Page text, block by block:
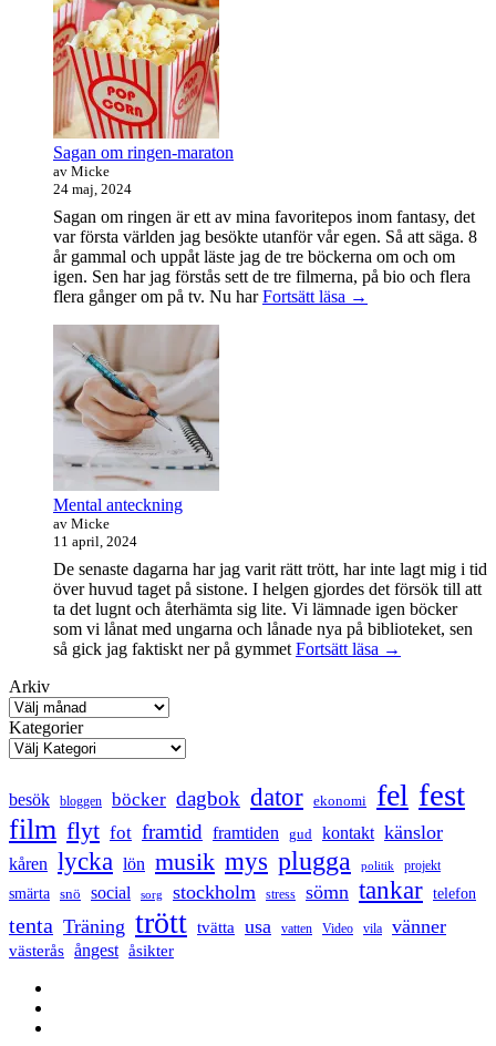
Sagan om ringen-maraton
av Micke
24 maj, 2024
Sagan om ringen är ett av mina favoritepos inom fantasy, det
var första världen jag besökte utanför vår egen. Så att säga. 8
år gammal och uppåt läste jag de tre böckerna om och om
igen. Sen har jag förstås sett de tre filmerna, på bio och flera
flera gånger om på tv. Nu harFortsätt läsa Sagan
→
Mental anteckning
av Micke
11 april, 2024
De senaste dagarna har jag varit rätt trött, har inte lagt mig i tid
över huvud taget på sistone. I helgen gjordes det försök till att
ta det lugnt och återhämta sig lite. Vi lämnade igen böcker
som vi lånat med ungarna och lånade nya på biblioteket, sen
så gick jag faktiskt ner på gymmet Fortsätt läsa Mental
→
Arkiv
Kategorier
besök bloggen böcker dagbok dator ekonomi fel fest
film flyt fot framtid framtiden gud kontakt känslor
kåren lycka lön musik mys plugga politik projekt
smärta snö social sorg stockholm stress sömn tankar telefon
tenta Träning trött tvätta usa vatten Video vila vänner
västerås ångest åsikter